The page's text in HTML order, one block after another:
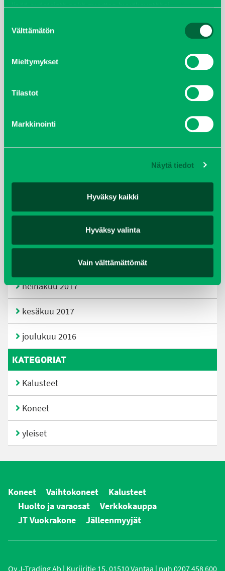
lisää evästeistä sekä muuttaa hyväksyntääsievästeet
valinta
Välttämätön
Mieltymykset
Tilastot
Markkinointi
Näytä tiedot
Hyväksy kaikki
Hyväksy valinta
Vain välttämättömät
joulukuu 2021
lokakuu 2021
kesäkuu 2021
helmikuu 2019
elokuu 2018
heinäkuu 2017
kesäkuu 2017
joulukuu 2016
KATEGORIAT
Kalusteet
Koneet
yleiset
Koneet Vaihtokoneet
Kalusteet
Huolto ja varaosat
Verkkokauppa
JT Vuokrakone
Jälleenmyyjät
Oy J-Trading Ab | Kuriiritie 15, 01510 Vantaa | puh 0207 458 600